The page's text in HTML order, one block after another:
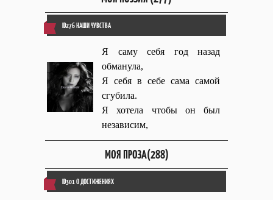
ID276 НАШИ ЧУВСТВА
Я саму себя год назад
обманула,
Я себя в себе сама самой
сгубила.
Я хотела чтобы он был
независим,
МОЯ ПРОЗА(288)
ID301 О ДОСТИЖЕНИЯХ